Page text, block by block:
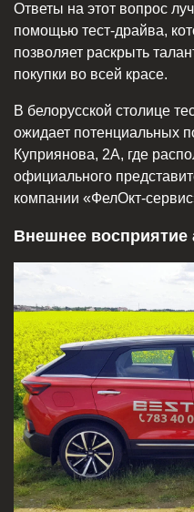
Ответы на этот вопрос
помощью тест-драйва,
позволяет раскрыть
покупки во всей красе.
В белорусской столице
ожидает потенциальных
Куприянова, 2А, где
официального
компании «ФелОкт-
Внешнее восприятие